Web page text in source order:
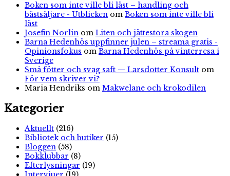
Boken som inte ville bli läst – handling och
bästsäljare - Utblicken om Boken som inte ville bli
läst
Josefin Norlin om Liten och jättestora skogen
Barna Hedenhös uppfinner julen – streama gratis -
Opinionsfokus om Barna Hedenhös på vinterresa i
Sverige
Små fötter och svag saft — Larsdotter Konsult om
För vem skriver vi?
Maria Hendriks om Makwelane och krokodilen
Kategorier
Aktuellt (216)
Bibliotek och butiker (15)
Bloggen (58)
Bokklubbar (8)
Efterlysningar (19)